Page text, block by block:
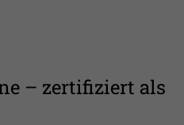
– zertifiziert als